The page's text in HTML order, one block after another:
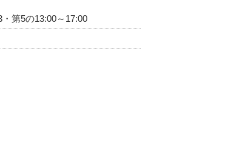
第5の13:00～17:00